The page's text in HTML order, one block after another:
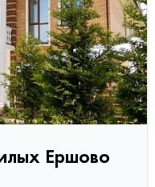
Ершово